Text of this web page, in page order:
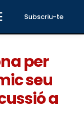
Subscriu-te
per
seu
a